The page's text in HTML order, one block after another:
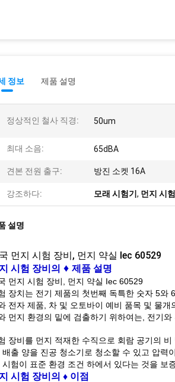
정보 제품 설명
정상적인 철사 직경: 50um
최대 소음: 65dBA
견본 전원 출구: 방진 소켓 16A
강조하다: 모래 시험기 , 먼지 시
설명
먼지 시험 장비, 먼지 약실 Iec 60529
시험 장비의 ♦ 제품 설명
먼지 시험 장비, 먼지 약실 Iec 60529
장치는 전기 제품의 첫번째 독특한 숫자 5와
전자 제품, 차 및 오토바이 예비 품목 및 물
먼지 환경의 밑에 검출하기 위하여는, 전기
장비를 먼지 적재한 수직으로 회람 공기의
배출 양을 진공 청소기로 청소할 수 있고 압력
시험이 표준 환경 조건 하에서 있다는 것을 보
시험 장비 의 ♦ 이점